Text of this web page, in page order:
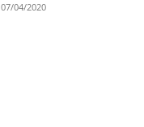
07/04/2020